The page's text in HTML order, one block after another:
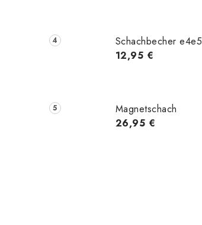
Schachbecher e4e5
12,95 €
Magnetschach
26,95 €